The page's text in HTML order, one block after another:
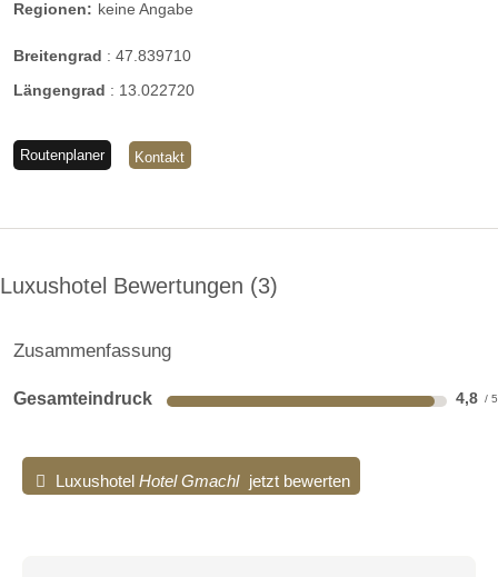
Regionen: keine Angabe
Breitengrad : 47.839710
Längengrad : 13.022720
Routenplaner Kontakt
Luxushotel Bewertungen 3
Zusammenfassung
Gesamteindruck 4,8
Luxushotel Hotel Gmachl jetzt bewerten